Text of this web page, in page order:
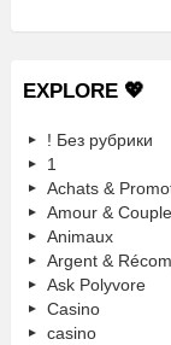
EXPLORE 💖
! Без рубрики
1
Achats &
Amour &
Animaux
Argent &
Ask Polyvore
Casino
casino